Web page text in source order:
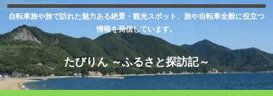
自転車旅や旅で訪れた魅力ある絶景・観光スポット、旅や自転車全般に役立つ
情報を発信しています。
たびりん ～ふるさと探訪記～